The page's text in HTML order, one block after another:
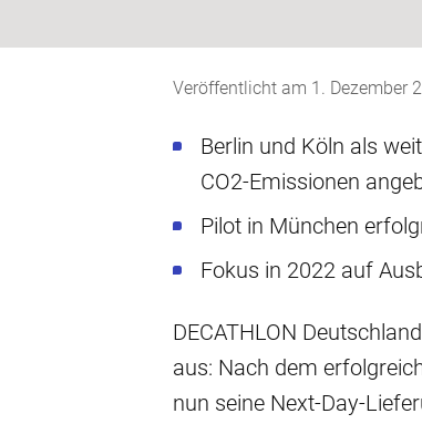
Veröffentlicht am 1. Dezember
Berlin und Köln als
CO2-Emissionen
Pilot in München
Fokus in 2022 auf
DECATHLON
aus: Nach dem
nun seine Next-Day-